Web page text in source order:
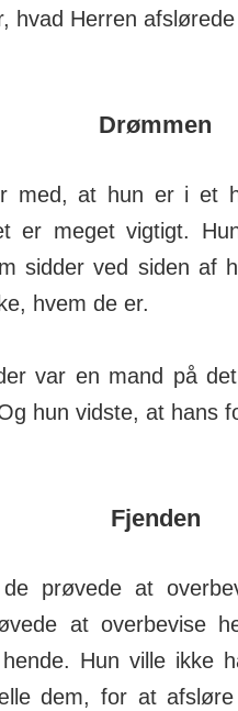
hvad Herren
Drømmen
med, at hun er i et
er meget vigtigt.
sidder ved siden af
hvem de er.
var en mand på
hun vidste, at hans
Fjenden
prøvede at
at over­bevise
Hun ville ikke
dem, for at